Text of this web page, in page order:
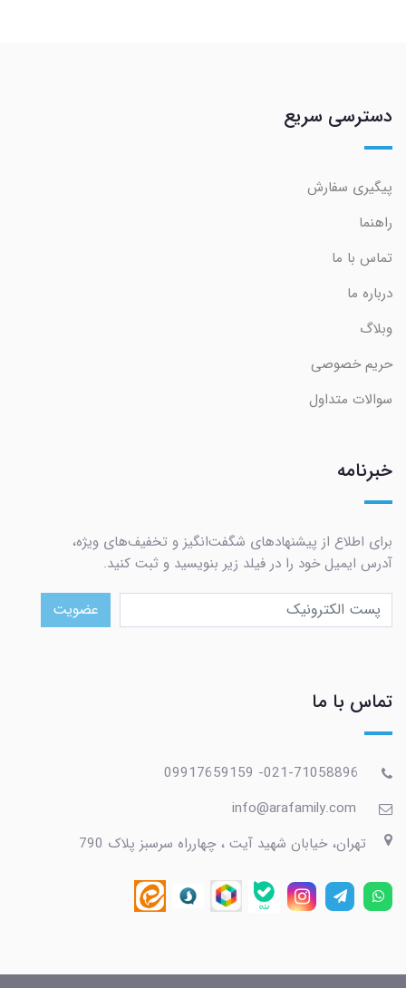
دسترسی سریع
پیگیری سفارش
راهنما
تماس با ما
درباره ما
وبلاگ
حریم خصوصی
سوالات متداول
خبرنامه
برای اطلاع از پیشنهادهای شگفت‌انگیز و تخفیف‌های ویژه،
آدرس ایمیل خود را در فیلد زیر بنویسید و ثبت کنید.
عضویت
تماس با ما
تهران، خیابان شهید آیت ، چهارراه سرسبز پلاک 790